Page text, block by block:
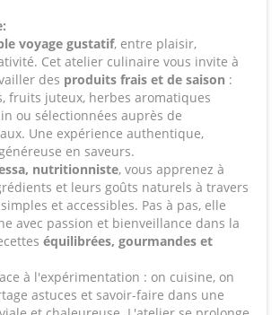
voyage gustatif, entre plaisir,
Cet atelier culinaire vous invite à
des produits frais et de saison :
fruits juteux, herbes aromatiques
ou sélectionnées auprès de
Une expérience authentique,
en saveurs.
nutritionniste, vous apprenez à
et leurs goûts naturels à travers
et accessibles. Pas à pas, elle
avec passion et bienveillance dans la
équilibrées, gourmandes et
à l'expérimentation : on cuisine, on
astuces et savoir-faire dans une